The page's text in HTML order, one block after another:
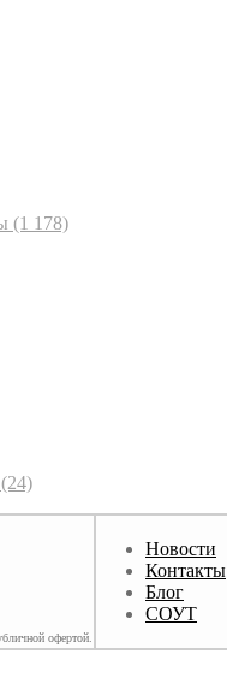
(1 178)
(24)
офертой.
Новости
Контакты
Блог
СОУТ